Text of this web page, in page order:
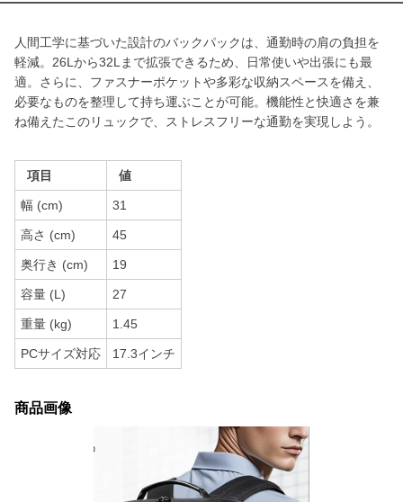
人間工学に基づいた設計のバックパックは、通勤時の肩の負担を
軽減。26Lから32Lまで拡張できるため、日常使いや出張にも最
適。さらに、ファスナーポケットや多彩な収納スペースを備え、
必要なものを整理して持ち運ぶことが可能。機能性と快適さを兼
ね備えたこのリュックで、ストレスフリーな通勤を実現しよう。
項目 値
幅 (cm) 31
高さ (cm) 45
奥行き (cm) 19
容量 (L) 27
重量 (kg) 1.45
PCサイズ対応 17.3インチ
商品画像